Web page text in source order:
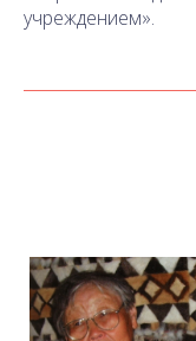
учреждением».